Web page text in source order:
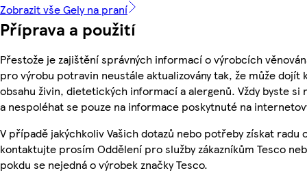
Zobrazit vše Gely na praní
Příprava a použití
Přestože je zajištění správných informací o výrobcích
pro výrobu potravin neustále aktualizovány tak, že může dojít
obsahu živin, dietetických informací a alergenů. Vždy byste
a nespoléhat se pouze na informace poskytnuté na
V případě jakýchkoliv Vašich dotazů nebo potřeby získat radu
kontaktujte prosím Oddělení pro služby zákazníkům Tesco
pokdu se nejedná o výrobek značky Tesco.